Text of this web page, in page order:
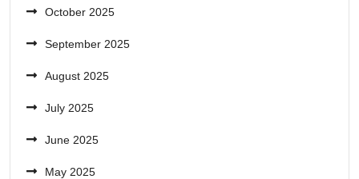
October 2025
September 2025
August 2025
July 2025
June 2025
May 2025